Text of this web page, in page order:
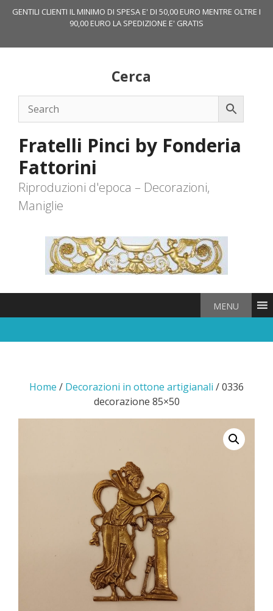
GENTILI CLIENTI IL MINIMO DI SPESA E' DI 50,00 EURO MENTRE OLTRE I
90,00 EURO LA SPEDIZIONE E' GRATIS
Cerca
Fratelli Pinci by Fonderia
Fattorini
Riproduzioni d'epoca – Decorazioni,
Maniglie
MENU
Home / Decorazioni in ottone artigianali / 0336
decorazione 85×50